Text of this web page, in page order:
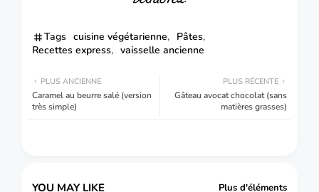
Tags cuisine végétarienne
Pâtes
Recettes express
vaisselle ancienne
PLUS RÉCENTE
Gâteau avocat chocolat (sans
matières grasses)
PLUS ANCIENNE
Caramel au beurre salé (version
très simple)
YOU MAY LIKE Plus d'éléments